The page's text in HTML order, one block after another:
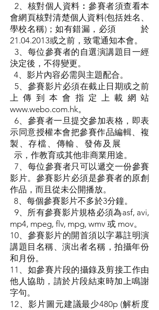
2、核對個人資料︰參賽者須查看本
會網頁核對清楚個人資料(包括姓名、
學校名稱)；如有錯漏，必須 於
21.04.2013或之前，致電通知本會。
3、每位參賽者的自選演講題目一經
決定後，不得變更。
4、影片內容必需與主題配合。
5、參賽影片必須在截止日期或之前
上傳到本會指定上載網站
www.webo.com.hk。
6、參賽者一旦提交參加表格，即表
示同意授權本會把參賽作品編輯、複
製、存檔、傳輸、發佈及展
示，作教育或其他非商業用途。
7、每位參賽者只可以遞交一份參賽
影片。參賽影片必須是參賽者的原創
作品，而且從未公開播放。
8、每個參賽影片不多於3分鐘。
9、所有參賽影片規格必須為asf, avi,
mp4, mpeg, flv, mpg, wmv 或 mov。
10、參賽影片的開首須以字幕註明演
講題目名稱、演出者名稱，拍攝年份
和月份。
11、如參賽片段的攝錄及剪接工作由
他人協助，請於片段結束時加上鳴謝
字句。
12、影片圖元建議最少480p (解析度